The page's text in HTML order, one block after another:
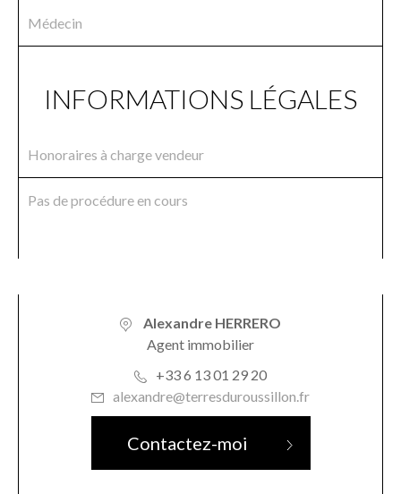
Médecin
INFORMATIONS LÉGALES
Honoraires à charge vendeur
Pas de procédure en cours
Alexandre HERRERO
Agent immobilier
+33 6 13 01 29 20
alexandre@terresduroussillon.fr
Contactez-moi